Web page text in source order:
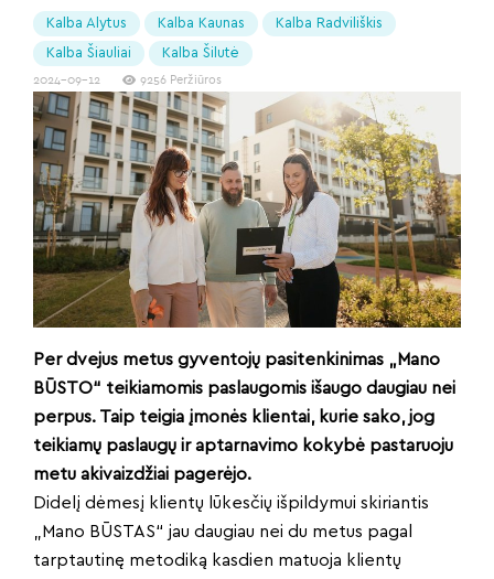
Kalba Alytus Kalba Kaunas Kalba Radviliškis
Kalba Šiauliai Kalba Šilutė
2024-09-12 9256 Peržiūros
Per dvejus metus gyventojų pasitenkinimas „Mano
BŪSTO“ teikiamomis paslaugomis išaugo daugiau nei
perpus. Taip teigia įmonės klientai, kurie sako, jog
teikiamų paslaugų ir aptarnavimo kokybė pastaruoju
metu akivaizdžiai pagerėjo.
Didelį dėmesį klientų lūkesčių išpildymui skiriantis
„Mano BŪSTAS“ jau daugiau nei du metus pagal
tarptautinę metodiką kasdien matuoja klientų